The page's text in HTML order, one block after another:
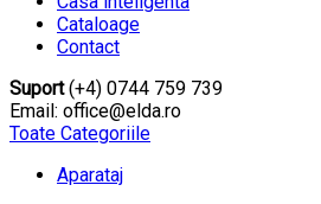
Cataloage
Contact
Suport(+4) 0744 759 739
Email: office@elda.ro
Toate Categoriile
Aparataj